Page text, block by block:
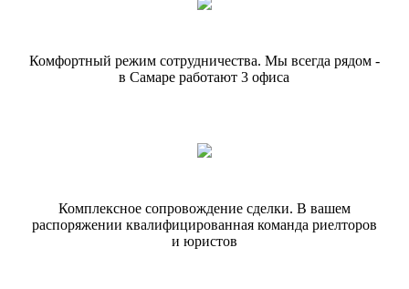
Комфортный режим сотрудничества. Мы всегда рядом -
в Самаре работают 3 офиса
Комплексное сопровождение сделки. В вашем
распоряжении квалифицированная команда риелторов
и юристов